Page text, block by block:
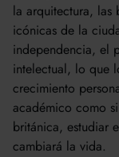
la arquitectura, las
icónicas de la
independencia, el
intelectual, lo que
crecimiento
académico como
británica, estudiar
cambiará la vida.